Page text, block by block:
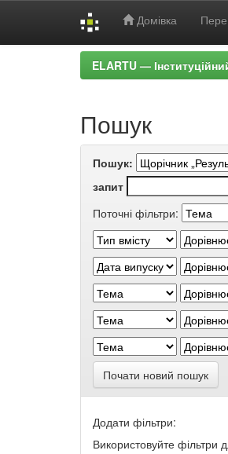
Домівка
ELARTU —
Пошук
Пошук:
запит
Поточні фільтри:
Почати новий пошук
Додати фільтри:
Використовуйте фільтри